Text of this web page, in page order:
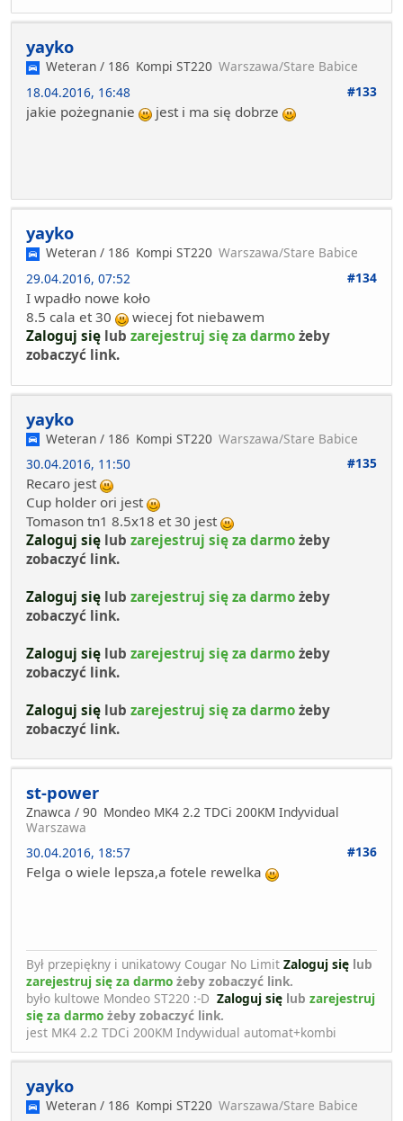
yayko
Weteran / 186 Kompi ST220 Warszawa/Stare Babice
18.04.2016, 16:48
#133
jakie pożegnanie jest i ma się dobrze
yayko
Weteran / 186 Kompi ST220 Warszawa/Stare Babice
29.04.2016, 07:52
#134
I wpadło nowe koło
8.5 cala et 30
wiecej fot niebawem
Zaloguj się lub zarejestruj się za darmo żeby
zobaczyć link.
yayko
Weteran / 186 Kompi ST220 Warszawa/Stare Babice
30.04.2016, 11:50
#135
Recaro jest
Cup holder ori jest
Tomason tn1 8.5x18 et 30 jest
Zaloguj się lub zarejestruj się za darmo żeby
zobaczyć link.
Zaloguj się lub zarejestruj się za darmo żeby
zobaczyć link.
Zaloguj się lub zarejestruj się za darmo żeby
zobaczyć link.
Zaloguj się lub zarejestruj się za darmo żeby
zobaczyć link.
st-power
Znawca / 90 Mondeo MK4 2.2 TDCi 200KM Indyvidual
Warszawa
30.04.2016, 18:57
#136
Felga o wiele lepsza,a fotele rewelka
Był przepiękny i unikatowy Cougar No Limit Zaloguj się lub
zarejestruj się za darmo żeby zobaczyć link.
było kultowe Mondeo ST220 :-D Zaloguj się lub zarejestruj
się za darmo żeby zobaczyć link.
jest MK4 2.2 TDCi 200KM Indywidual automat+kombi
yayko
Weteran / 186 Kompi ST220 Warszawa/Stare Babice